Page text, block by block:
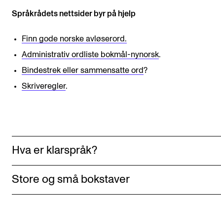
Digitale ressurser for undervisning
Søknad og opptak
FORSKNING OG UTVIKLINGSARBEID
For ph.d.-programmet i kunstnerisk utviklingsarbeid
For ph.d.-programmet i musikkforskning
Forskningsetikk
Språkrådets nettsider byr på hjelp
Finn gode norske avløserord.
Administrativ ordliste bokmål-nynorsk.
Bindestrek eller sammensatte ord?
Skriveregler.
Hva er klarspråk?
Store og små bokstaver